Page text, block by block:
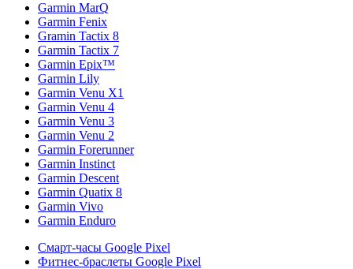
Garmin MarQ
Garmin Fenix
Gramin Tactix 8
Garmin Tactix 7
Garmin Epix™
Garmin Lily
Garmin Venu X1
Garmin Venu 4
Garmin Venu 3
Garmin Venu 2
Garmin Forerunner
Garmin Instinct
Garmin Descent
Garmin Quatix 8
Garmin Vivo
Garmin Enduro
Смарт-часы Google Pixel
Фитнес-браслеты Google Pixel